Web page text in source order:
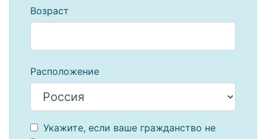
Возраст
Расположение
Укажите, если ваше гражданство не